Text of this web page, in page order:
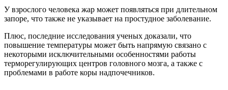
У взрослого человека жар может появляться при длительном
запоре, что также не указывает на простудное заболевание.
Плюс, последние исследования ученых доказали, что
повышение температуры может быть напрямую связано с
некоторыми исключительными особенностями работы
терморегулирующих центров головного мозга, а также с
проблемами в работе коры надпочечников.